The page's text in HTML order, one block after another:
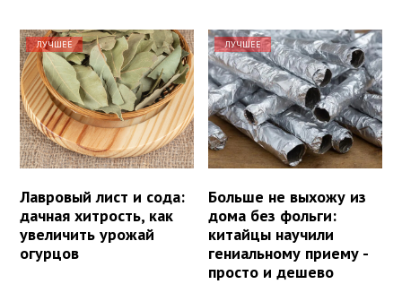
ЛУЧШЕЕ
Лавровый лист и сода:
дачная хитрость, как
увеличить урожай
огурцов
ЛУЧШЕЕ
Больше не выхожу из
дома без фольги:
китайцы научили
гениальному приему -
просто и дешево